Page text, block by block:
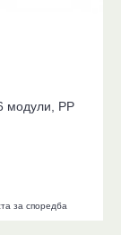
модули, PP
за споредба